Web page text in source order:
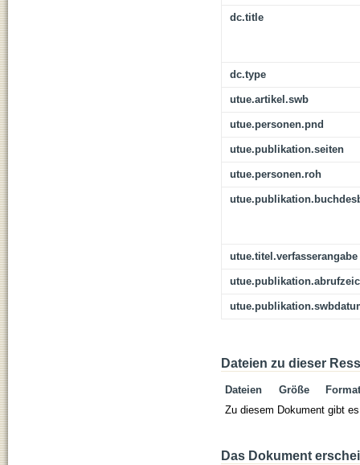
dc.title
dc.type
utue.artikel.swb
utue.personen.pnd
utue.publikation.seiten
utue.personen.roh
utue.titel.verfasserangabe
Dateien zu dieser
Dateien Größe
Format
Zu diesem Dokument gibt
Das Dokument